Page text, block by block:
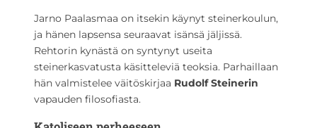
Jarno Paalasmaa on itsekin käynyt steinerkoulun,
ja hänen lapsensa seuraavat isänsä jäljissä.
Rehtorin kynästä on syntynyt useita
steinerkasvatusta käsitteleviä teoksia. Parhaillaan
hän valmistelee väitöskirjaa Rudolf Steinerin
vapauden filosofiasta.